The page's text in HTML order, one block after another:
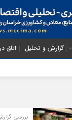
گزارش و تحلیل اتاق
بررسی